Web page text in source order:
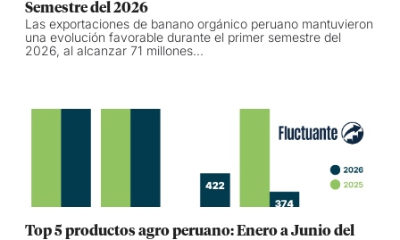
Semestre del 2026
Las exportaciones de banano orgánico peruano mantuvieron
una evolución favorable durante el primer semestre del
2026, al alcanzar 71 millones...
Top 5 productos agro peruano: Enero a Junio del